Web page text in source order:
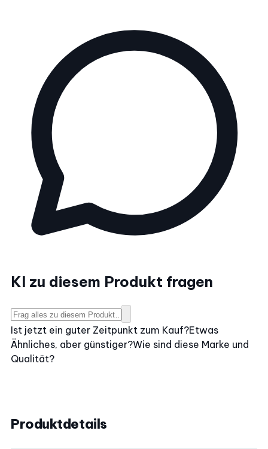
KI zu diesem Produkt fragen
Ist jetzt ein guter Zeitpunkt zum Kauf?Etwas
Ähnliches, aber günstiger?Wie sind diese Marke und
Qualität?
Produktdetails